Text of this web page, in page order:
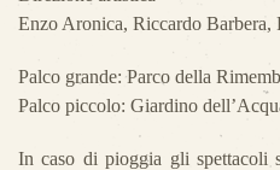
Enzo Aronica, Riccardo Barbera,
Palco grande: Parco della
Palco piccolo: Giardino
In caso di pioggia gli spettacoli